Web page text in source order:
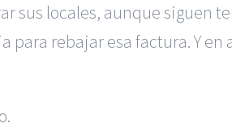
sus locales, aunque siguen
rebajar esa factura. Y en